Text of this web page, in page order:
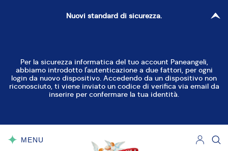
Nuovi standard di sicurezza.
Per la sicurezza informatica del tuo account Paneangeli,
abbiamo introdotto l'autenticazione a due fattori, per ogni
login da nuovo dispositivo. Accedendo da un dispositivo non
riconosciuto, ti viene inviato un codice di verifica via email da
inserire per confermare la tua identità.
MENU